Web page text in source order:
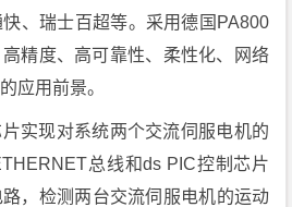
、瑞士百超等。采用德国PA800
精度、高可靠性、柔性化、网络
应用前景。
实现对系统两个交流伺服电机的
总线和ds PIC控制芯片
，检测两台交流伺服电机的运动